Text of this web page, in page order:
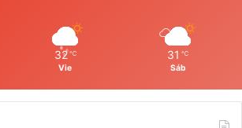
32 ℃
Vie
31 ℃
Sáb